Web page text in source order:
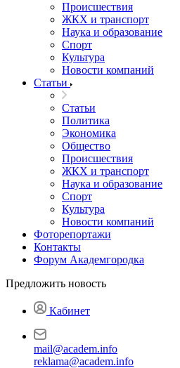
Происшествия
ЖКХ и транспорт
Наука и образование
Спорт
Культура
Новости компаний
Статьи
Статьи
Политика
Экономика
Общество
Происшествия
ЖКХ и транспорт
Наука и образование
Спорт
Культура
Новости компаний
Фоторепортажи
Контакты
Форум Академгородка
Предложить новость
Кабинет
mail@academ.info
reklama@academ.info